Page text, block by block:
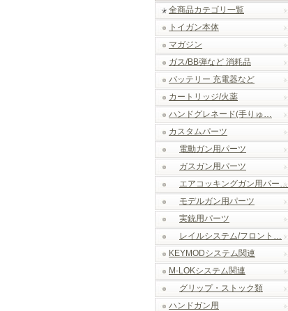
全商品カテゴリ一覧
トイガン本体
マガジン
ガス/BB弾など 消耗品
バッテリー 充電器など
カートリッジ/火薬
ハンドグレネード(手りゅ…
カスタムパーツ
電動ガン用パーツ
ガスガン用パーツ
エアコッキングガン用パー…
モデルガン用パーツ
実銃用パーツ
レイルシステム/フロント…
KEYMODシステム関連
M-LOKシステム関連
グリップ・ストック類
ハンドガン用